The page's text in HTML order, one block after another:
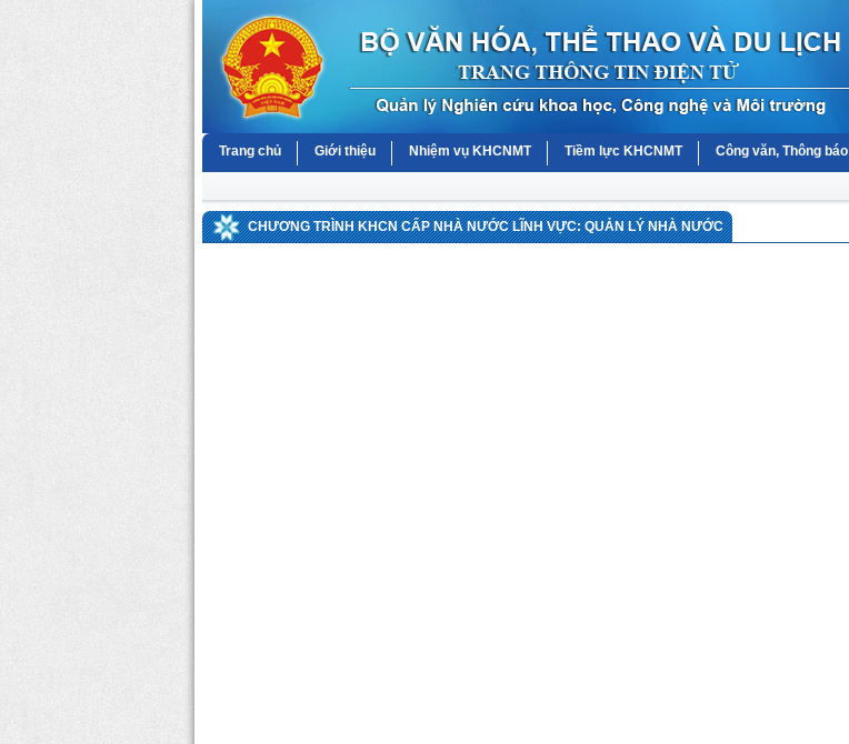
Trang chủ Giới thiệu Nhiệm vụ KHCNMT Tiềm lực KHCNMT Công văn, Thông báo
CHƯƠNG TRÌNH KHCN CẤP NHÀ NƯỚC LĨNH VỰC: QUẢN LÝ NHÀ NƯỚC